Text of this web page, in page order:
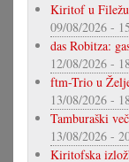
Kiritof u Filežu
09/08/2026 -
das Robitza:
12/08/2026 -
ftm-Trio u
13/08/2026 -
Tamburaški
13/08/2026 -
Kiritofska